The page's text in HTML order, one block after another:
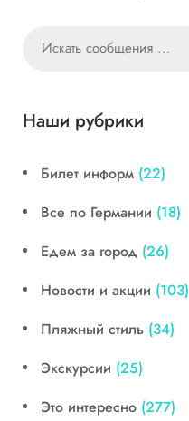
Наши рубрики
Билет информ (22)
Все по Германии (18)
Едем за город (26)
Новости и акции (103)
Пляжный стиль (34)
Экскурсии (25)
Это интересно (277)